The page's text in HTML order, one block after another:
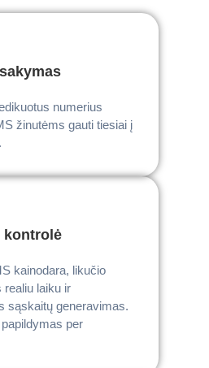
numerius
žinutėms gauti tiesiai į
kontrolė
kainodara, likučio
realiu laiku ir
sąskaitų generavimas.
per